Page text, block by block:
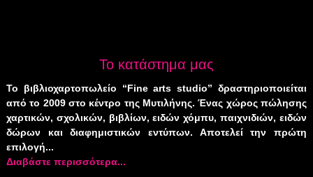
Το κατάστημα μας
Το βιβλιοχαρτοπωλείο “Fine arts studio” δραστηριοποιείται
από το 2009 στο κέντρο της Μυτιλήνης. Ένας χώρος πώλησης
χαρτικών, σχολικών, βιβλίων, ειδών χόμπυ, παιχνιδιών, ειδών
δώρων και διαφημιστικών εντύπων. Αποτελεί την πρώτη
επιλογή...
Διαβάστε περισσότερα...